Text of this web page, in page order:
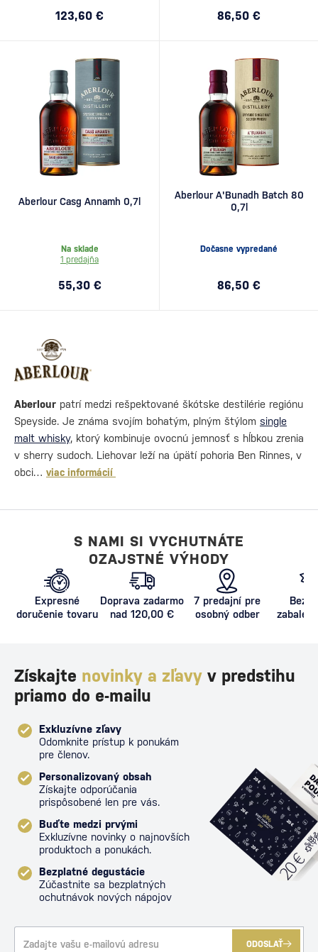
123,60 € 86,50 €
Aberlour Casg Annamh 0,7l
Na sklade
1 predajňa
55,30 €
Aberlour A'Bunadh Batch 80
0,7l
Dočasne vypredané
86,50 €
Aberlour patrí medzi rešpektované škótske destilérie regiónu
Speyside. Je známa svojím bohatým, plným štýlom single
malt whisky, ktorý kombinuje ovocnú jemnosť s hĺbkou zrenia
v sherry sudoch. Liehovar leží na úpätí pohoria Ben Rinnes, v
obci… viac informácií
S NAMI SI VYCHUTNÁTE
OZAJSTNÉ VÝHODY
Expresné
doručenie tovaru
Doprava zadarmo
nad 120,00 €
7 predajní pre
osobný odber
Získajte novinky a zľavy v predstihu
priamo do e-mailu
Exkluzívne zľavy
Odomknite prístup k ponukám
pre členov.
Personalizovaný obsah
Získajte odporúčania
prispôsobené len pre vás.
Buďte medzi prvými
Exkluzívne novinky o najnovších
produktoch a ponukách.
Bezplatné degustácie
Zúčastnite sa bezplatných
ochutnávok nových nápojov
ODOSLAŤ